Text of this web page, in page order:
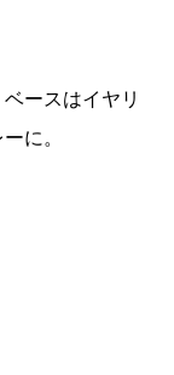
ースはイヤリ
に。